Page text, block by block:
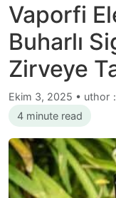
Vaporfi
Buharlı
Zirveye
Ekim 3, 2025 • uthor
4 minute read